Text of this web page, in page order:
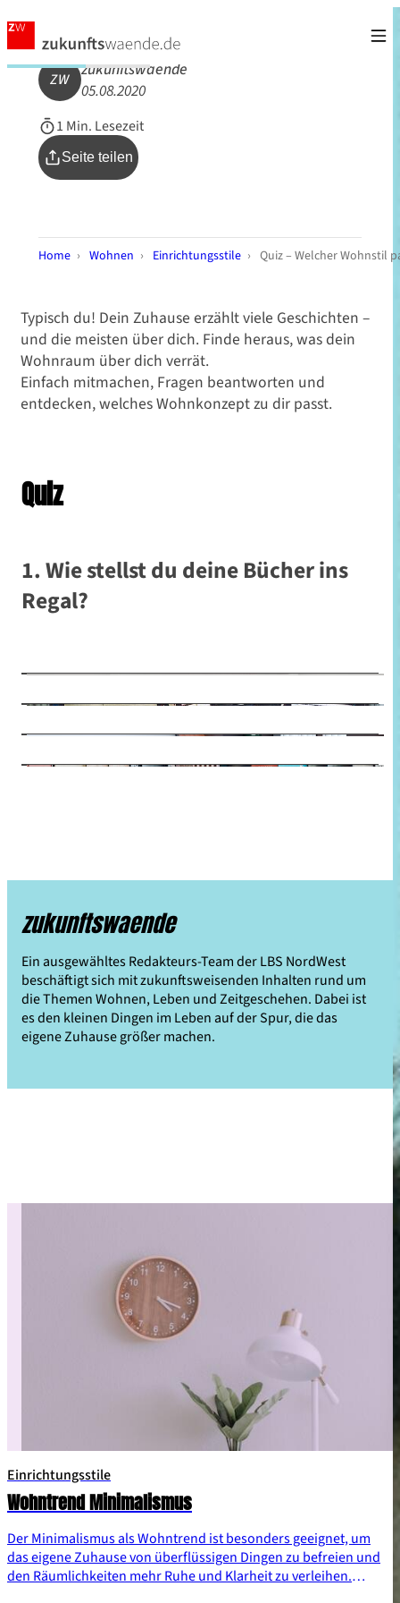
ZW
zukunftswaende
05.08.2020
1 Min. Lesezeit
Seite teilen
Home › Wohnen › Einrichtungsstile › Quiz – Welcher Wohnstil
Typisch du! Dein Zuhause erzählt viele Geschichten –
und die meisten über dich. Finde heraus, was dein
Wohnraum über dich verrät.
Einfach mitmachen, Fragen beantworten und
entdecken, welches Wohnkonzept zu dir passt.
Quiz
1. Wie stellst du deine Bücher ins
Regal?
zukunftswaende
Ein ausgewähltes Redakteurs-Team der LBS NordWest
beschäftigt sich mit zukunftsweisenden Inhalten rund um
die Themen Wohnen, Leben und Zeitgeschehen. Dabei ist
es den kleinen Dingen im Leben auf der Spur, die das
eigene Zuhause größer machen.
Einrichtungsstile
Wohntrend Minimalismus
Der Minimalismus als Wohntrend ist besonders geeignet, um
das eigene Zuhause von überflüssigen Dingen zu befreien und
den Räumlichkeiten mehr Ruhe und Klarheit zu verleihen.